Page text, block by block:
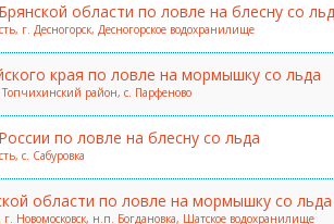
области по ловле на блесну со
г. Десногорск, Десногорское водохранилище
края по ловле на мормышку со льда
район, с. Парфеново
по ловле на блесну со льда
с. Сабуровка
области по ловле на мормышку со льда
г. Новомосковск, н.п. Богдановка, Шатское водохранилище